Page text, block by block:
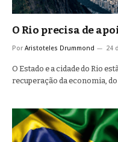
O Rio precisa de
Por Aristoteles Drummond 24
O Estado e a cidade do Rio
recuperação da economia,